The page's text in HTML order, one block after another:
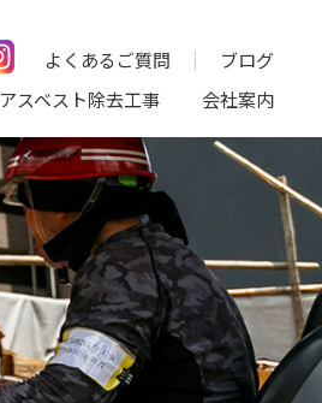
よくあるご質問
ブログ
アスベスト除去工事 会社案内